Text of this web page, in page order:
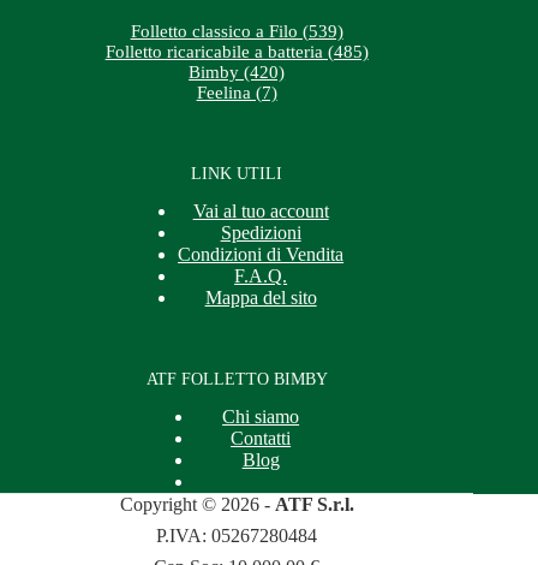
Folletto classico a Filo (539)
Folletto ricaricabile a batteria (485)
Bimby (420)
Feelina (7)
LINK UTILI
Vai al tuo account
Spedizioni
Condizioni di Vendita
F.A.Q.
Mappa del sito
ATF FOLLETTO BIMBY
Chi siamo
Contatti
Blog
Copyright © 2026 - ATF S.r.l.
P.IVA: 05267280484